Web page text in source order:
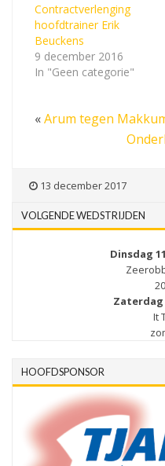
Contractverlenging
hoofdtrainer Erik
Beuckens
9 december 2016
In "Geen categorie"
«Arum tegen
13 december 2017
VOLGENDE WEDSTRIJDEN
Dinsdag
Zaterdag
It
HOOFDSPONSOR